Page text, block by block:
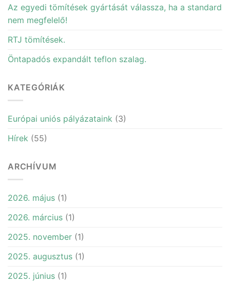
Az egyedi tömítések gyártását válassza, ha a standard
nem megfelelő!
RTJ tömítések.
Öntapadós expandált teflon szalag.
KATEGÓRIÁK
Európai uniós pályázataink (3)
Hírek (55)
ARCHÍVUM
2026. május (1)
2026. március (1)
2025. november (1)
2025. augusztus (1)
2025. június (1)